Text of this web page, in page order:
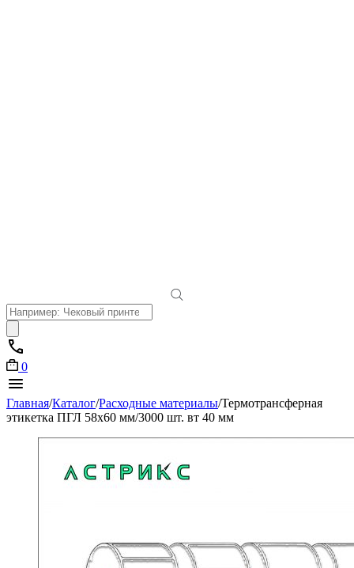
Поиск
товаров
0
Главная/Каталог/Расходные материалы/Термотрансферная
этикетка ПГЛ 58х60 мм/3000 шт. вт 40 мм